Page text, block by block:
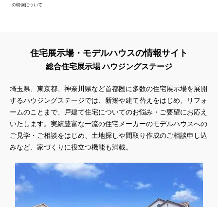
の特例について
住宅展示場・モデルハウスの情報サイト
総合住宅展示場 ハウジングステージ
埼玉県、東京都、神奈川県など首都圏に多数の住宅展示場を展開
するハウジングステージでは、新築や建て替えをはじめ、リフォ
ームのことまで、戸建て住宅についてのお悩み・ご要望にお応え
いたします。実績豊富な一流の住宅メーカーのモデルハウスへの
ご見学・ご相談をはじめ、土地探しや間取り作成のご相談申し込
みなど、家づくりに役立つ機能も満載。